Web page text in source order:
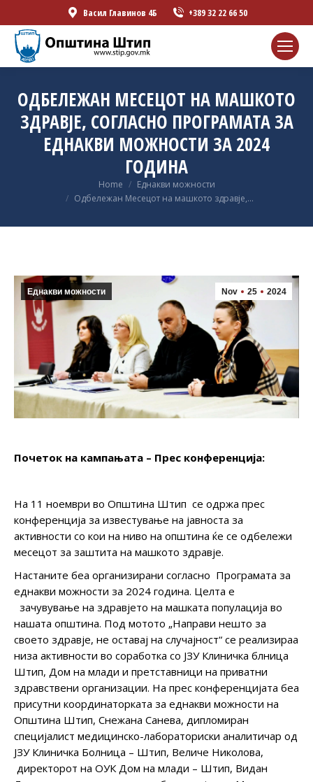
Васил Главинов 4Б +389 32 22 66 50
ОДБЕЛЕЖАН МЕСЕЦОТ НА МАШКОТО
ЗДРАВЈЕ, СОГЛАСНО ПРОГРАМАТА ЗА
ЕДНАКВИ МОЖНОСТИ ЗА 2024
ГОДИНА
Home
Еднакви можности
Одбележан Месецот на машкото здравје,…
Nov 25 2024
Еднакви можности
Почеток на кампањата – Прес конференција:
На 11 ноември во Општина Штип се одржа прес
конференција за известување на јавноста за
активности со кои на ниво на општина ќе се одбележи
месецот за заштита на машкото здравје.
Настаните беа организирани согласно Програмата за
еднакви можности за 2024 година. Целта е
зачувување на здравјето на машката популација во
нашата општина. Под мотото „Направи нешто за
своето здравје, не оставај на случајност“ се реализираа
низа активности во соработка со ЈЗУ Клиничка блница
Штип, Дом на млади и претставници на приватни
здравствени организации. На прес конференцијата беа
присутни координаторката за еднакви можности на
Општина Штип, Снежана Санева, дипломиран
специјалист медицинско-лабораториски аналитичар од
ЈЗУ Клиничка Болница – Штип, Величе Николова,
директорот на ОУК Дом на млади – Штип, Видан